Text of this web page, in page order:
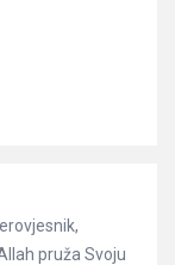
pruža Svoju